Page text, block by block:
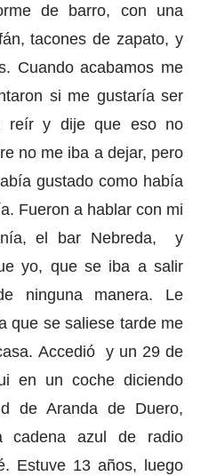
de barro, con una
tacones de zapato, y
Cuando acabamos me
si me gustaría ser
reír y dije que eso no
no me iba a dejar, pero
gustado como había
Fueron a hablar con mi
el bar Nebreda, y
yo, que se iba a salir
ninguna manera. Le
que se saliese tarde me
Accedió y un 29 de
en un coche diciendo
de Aranda de Duero,
cadena azul de radio
Estuve 13 años, luego